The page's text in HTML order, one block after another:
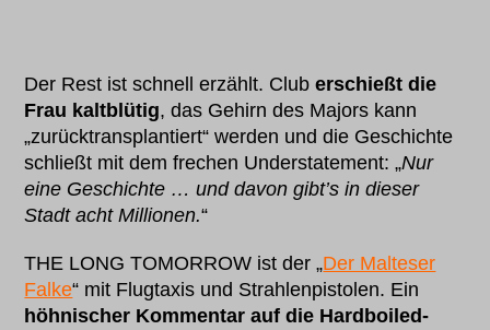
Der Rest ist schnell erzählt. Cluberschießt die
Frau kaltblütig, das Gehirn des Majors kann
„zurücktransplantiert“ werden und die Geschichte
schließt mit dem frechen Understatement: „Nur
eine Geschichte … und davon gibt’s in dieser
Stadt acht Millionen.“
THE LONG TOMORROW ist der „Der Malteser
Falke“ mit Flugtaxis und Strahlenpistolen. Ein
höhnischer Kommentar auf die Hardboiled-